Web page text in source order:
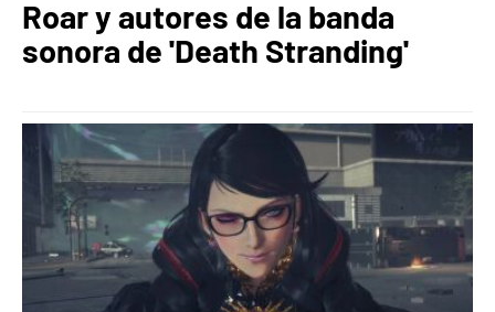
Roar y autores de la banda
sonora de 'Death Stranding'